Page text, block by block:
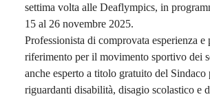
settima volta alle Deaflympics, in
15 al 26 novembre 2025.
Professionista di comprovata esperienza e
riferimento per il movimento sportivo dei
anche esperto a titolo gratuito del Sindaco
riguardanti disabilità, disagio scolastico e